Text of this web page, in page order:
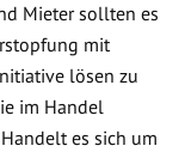
Mieter sollten es
mit
lösen zu
im Handel
es sich um